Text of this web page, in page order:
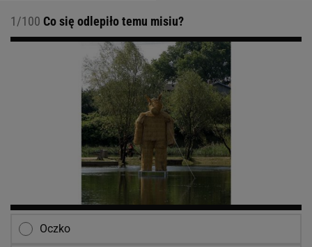
1/100 Co się odlepiło temu misiu?
Oczko